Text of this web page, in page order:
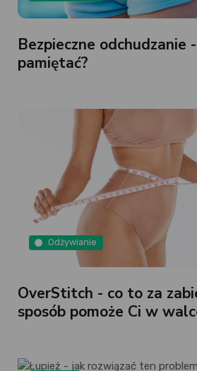
Bezpieczne odchudzanie
pamiętać?
Odżywianie
OverStitch - co to za
sposób pomoże Ci w